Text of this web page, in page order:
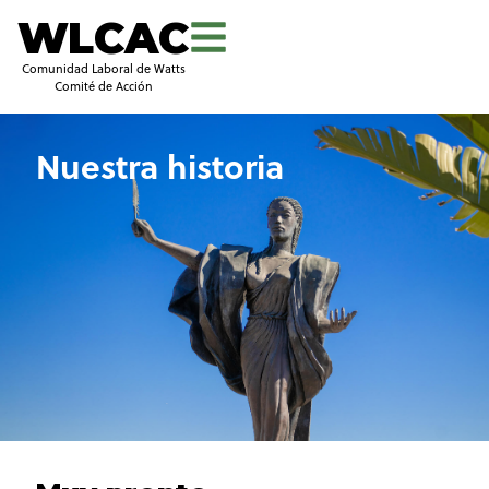
WLCAC
Comunidad Laboral de Watts
Comité de Acción
Nuestra historia